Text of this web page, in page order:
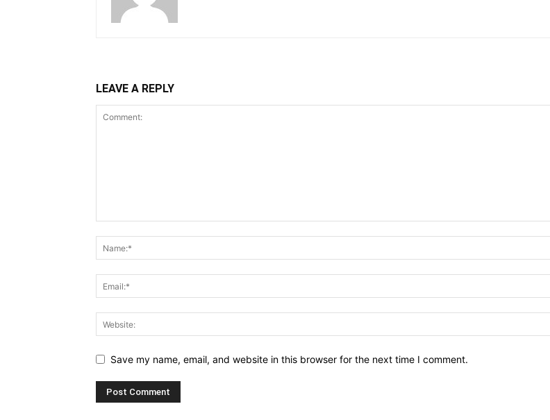
LEAVE A REPLY
Save my name, email, and website in this browser for the next time I comment.